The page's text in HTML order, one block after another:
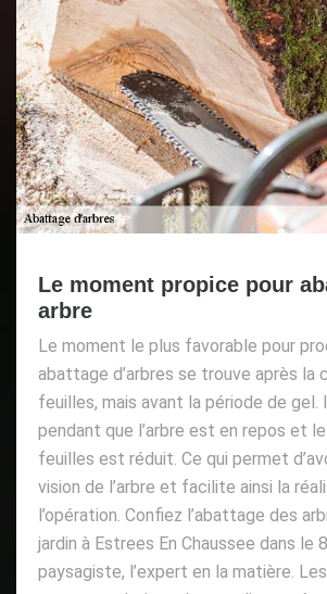
Le moment propice pour
arbre
Le moment le plus favorable pour
abattage d’arbres se trouve après la
feuilles, mais avant la période de
pendant que l’arbre est en repos et
feuilles est réduit. Ce qui permet
vision de l’arbre et facilite ainsi la
l’opération. Confiez l’abattage des
jardin à Estrees En Chaussee dans le
paysagiste, l’expert en la matière. Les